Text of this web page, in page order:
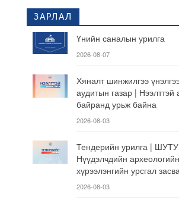
ЗАРЛАЛ
Үнийн саналын урилга
2026-08-07
Хяналт шинжилгээ
аудитын газар | Нээлттэй
байранд урьж байна
2026-08-03
Тендерийн урилга |
Нүүдэлчдийн археологийн
хүрээлэнгийн урсгал
2026-08-03